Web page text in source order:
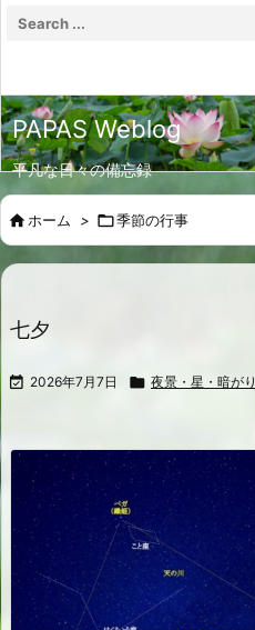
PAPAS Weblog
平凡な日々の備忘録
ホーム > 季節の行事
七夕
 2026年7月7日  夜景・星・暗がり